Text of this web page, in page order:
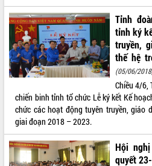
Đắk Lắk rà soát, điều chỉnh Đề án 190
về phát triển nuôi trồng thủy sản
Phó Chủ tịch UBND tỉnh Đắk Lắk
Trương Công Thái kiểm tra thực địa
Dự án cao tốc Khánh Hòa - Buôn Ma
Thuột
Định vị cà phê Việt Nam như một “di
sản sống” trong dòng chảy toàn cầu
Xây dựng nông thôn mới: Nâng cao đời
sống người dân từ những mô hình thiết
thực
Quyết liệt tháo gỡ vướng mắc, đẩy
Tỉnh
tỉnh ký
truyền,
thế hệ
(05/06/
Chiều 4/6,
chiến binh tỉnh tổ chức Lễ ký kết Kế
chức các hoạt động tuyên truyền, giáo
giai đoạn 2018 – 2023.
Hội
quyết